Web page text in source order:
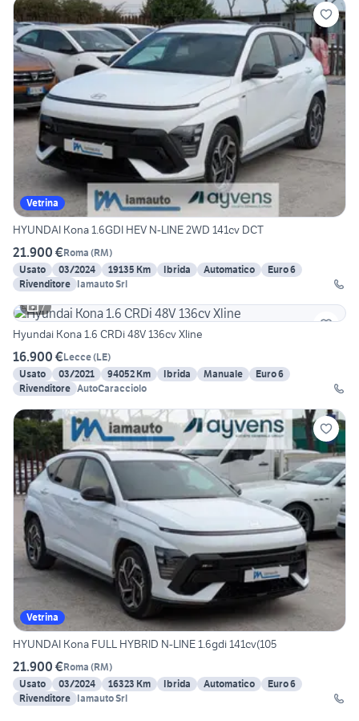
Vetrina
HYUNDAI Kona 1.6GDI HEV N-LINE 2WD 141cv DCT
21.900 €Roma (RM)
Usato
03/2024 19135 Km Ibrida Automatico
Euro 6
Rivenditore Iamauto Srl
7
Hyundai Kona 1.6 CRDi 48V 136cv Xline
16.900 €Lecce(LE)
Usato
03/2021 94052 Km Ibrida Manuale
Euro 6
Rivenditore AutoCaracciolo
Vetrina
HYUNDAI Kona FULL HYBRID N-LINE 1.6gdi 141cv(105
21.900 €Roma (RM)
Usato
03/2024 16323 Km Ibrida Automatico
Euro 6
Rivenditore Iamauto Srl